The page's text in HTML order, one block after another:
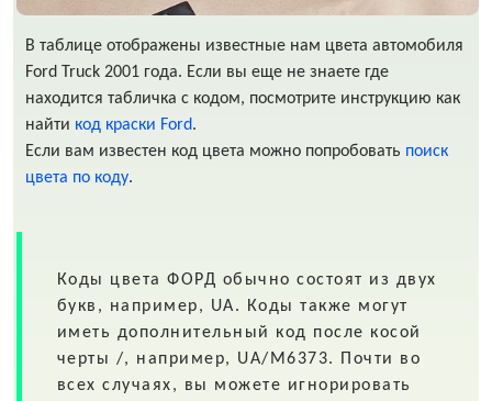
В таблице отображены известные нам цвета автомобиля
Ford Truck 2001 года. Если вы еще не знаете где
находится табличка с кодом, посмотрите инструкцию как
найти код краски Ford.
Если вам известен код цвета можно попробовать поиск
цвета по коду.
Коды цветаФОРД обычно состоят из двух
букв, например, UA. Коды также могут
иметь дополнительный код после косой
черты /, например, UA/M6373. Почти во
всех случаях, вы можете игнорировать